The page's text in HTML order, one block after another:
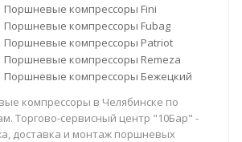
Поршневые компрессоры Fini
Поршневые компрессоры Fubag
Поршневые компрессоры Patriot
Поршневые компрессоры Remeza
Поршневые компрессоры Бежецкий
компрессоры в Челябинске по
Торгово-сервисный центр "10Бар" -
доставка и монтаж поршневых